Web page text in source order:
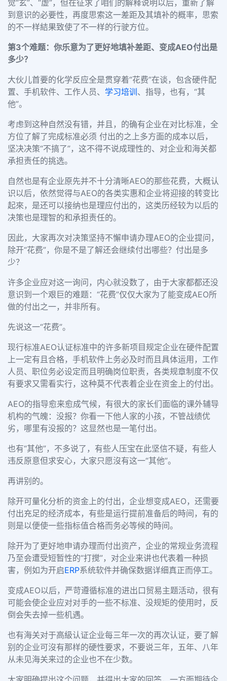
觉“玄”、 “虚”，但在征求了咱们的解释说明以后，重新了解
到意识的必要性，再度思索这一差距及其填补的概率，思索
的不一样結果致使了不一样的行驶方位。
第3个难题：你乐意为了更好地填补差距、变成AEO付出是
多少？
大伙儿首要的化学反应全是贯穿着“花费”在谈，包含硬件配
置、手机软件、工作人员、 学习培训 、指导，也有， “其
他”。
考虑到这种自然没有错，并且，的确有企业在对比标准，全
方位了解了完成标准必须 付出的之上多方面的成本以后，
坚决决策“不搞了”，这不得不说成理性的、对企业和海关都
承担责任的挑选。
自然也是有企业原先并不十分清晰AEO的那些花费，大概认
识以后，依然觉得与AEO的各类实惠和企业将迎接的转变比
起來，是还可以接纳也是理应付出的，这类历经较为以后的
决策也是理智的和承担责任的。
因此，大家再次对决策坚持不懈申请办理AEO的企业提问，
除开“花费”，你是不是了解还会继续付出哪些？付出是多
少？
许多企业应对这一询问，内心就没数了，由于大家都都还没
意识到一个艰巨的难题： “花费”仅仅大家为了能变成AEO所
做的付出之一，并非所有。
先说这一“花费”。
现行标准AEO认证标准中的许多新项目规定企业在硬件配置
上一定有且合格，手机软件上务必及时而且具体运用，工作
人员、职位务必设定而且明确岗位职责，各类规章制度不仅
有要求又需看实行，这种莫不代表着企业在资金上的付出。
AEO的指导愈来愈成气候，有很大的家长们面临的课外辅导
机构的气魄：没报？你看一下他人家的小孩，不管战绩优
劣，哪里有没报的？这显然也是一笔付出。
也有“其他”，不多说了，有些人压宝在此坚信不疑，有些人
违反原意但求安心，大家只愿沒有这一“其他”。
再讲别的。
除开可量化分析的资金上的付出，企业想变成AEO ，还需要
付出充足的经济成本，有些是运行提前准备后的時间，有的
则是以便使一些指标值合格而务必等候的時间。
除开为了更好地申请办理而付出资产，企业的常规业务流程
乃至会遭受短暂性的“打搅”，对企业来讲也代表着一种损
害，例如为开启ERP系统软件并确保数据详细真正而停工。
变成AEO以后，严苛遵循标准的进出口贸易主题活动，很有
可能会使企业应对对手的一些不标准、没规矩的使用时，反
倒会失去掉一些机遇。
也有海关对于高級认证企业每三年一次的再次认证，要了解
别的企业可沒有那样的硬性要求，不要说三年，五年、八年
从未见海关来过的企业也不在少数。